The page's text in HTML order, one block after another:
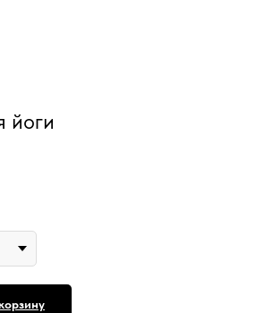
йоги